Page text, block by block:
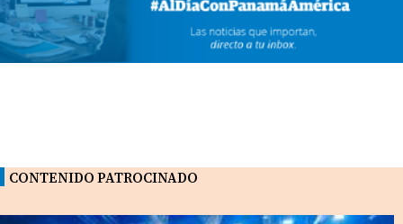
CONTENIDO PATROCINADO